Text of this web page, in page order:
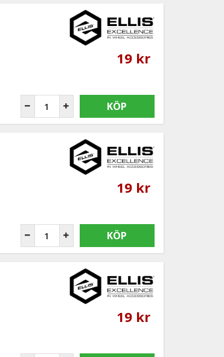
19 kr
KÖP
19 kr
KÖP
19 kr